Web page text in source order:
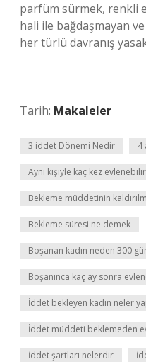
parfüm sürmek, renkli
hali ile bağdaşmayan
her türlü davranış
Tarih: Makaleler
3 iddet Dönemi Nedir 4
Aynı kişiyle kaç kez evlenebilir
Bekleme müddetinin
Bekleme süresi ne demek
Boşanan kadın neden 300
Boşanınca kaç ay sonra
İddet bekleyen kadın neler
İddet müddeti beklemeden
İddet şartları nelerdir